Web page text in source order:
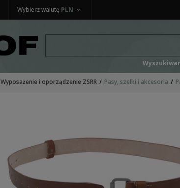
Wybierz walutę PLN
Wyposażenie i oporządzenie ZSRR Pasy, szelki i akcesoria